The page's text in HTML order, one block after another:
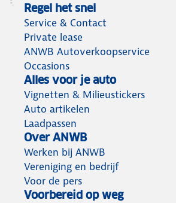
Regel het snel
Service & Contact
Private lease
ANWB Autoverkoopservice
Occasions
Alles voor je auto
Vignetten & Milieustickers
Auto artikelen
Laadpassen
Over ANWB
Werken bij ANWB
Vereniging en bedrijf
Voor de pers
Voorbereid op weg